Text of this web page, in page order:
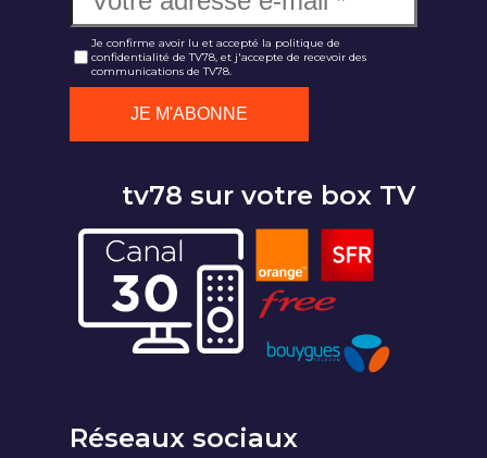
Je confirme avoir lu et accepté la politique de
confidentialité de TV78, et j'accepte de recevoir des
communications de TV78.
tv78 sur votre box TV
Réseaux sociaux